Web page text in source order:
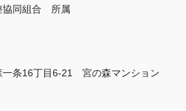
協同組合 所属
一条16丁目6-21 宮の森マンション